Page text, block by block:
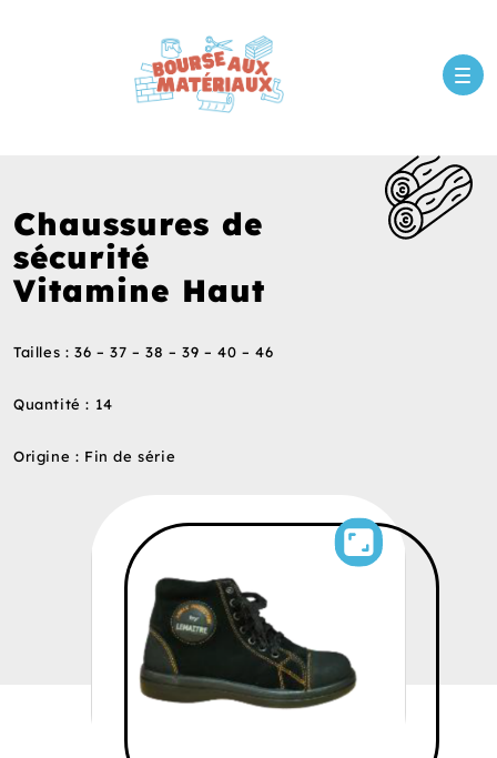
Chaussures de
sécurité
Vitamine Haut
Tailles : 36 – 37 – 38 – 39 – 40 – 46
Quantité : 14
Origine : Fin de série